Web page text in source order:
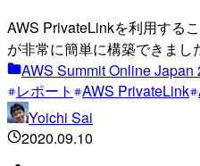
AWS PrivateLinkを利用する
が非常に簡単に構築できまし
AWS Summit Online Japan
レポート
AWS PrivateLink
Yoichi Sai
2020.09.10